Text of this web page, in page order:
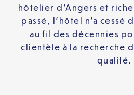
hôtelier d’Angers et
passé, l’hôtel n’a cessé
au fil des décennies
clientèle à la recherche
qualité.